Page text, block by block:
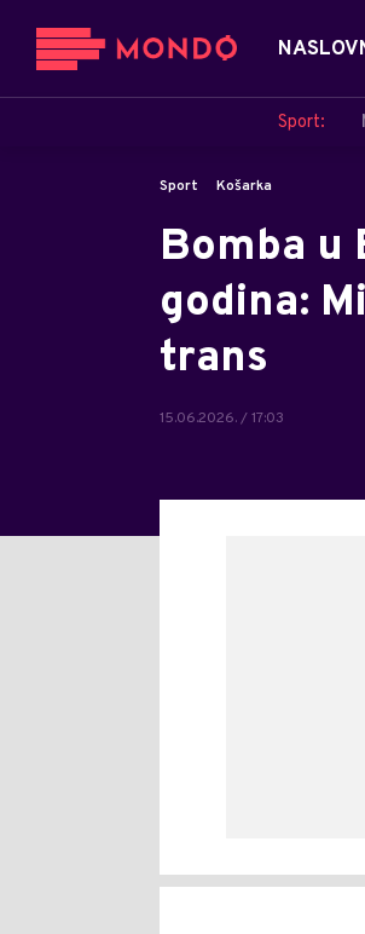
Sport:
Sport Košarka
Bomba u
godina:
trans
15.06.2026. / 17:03